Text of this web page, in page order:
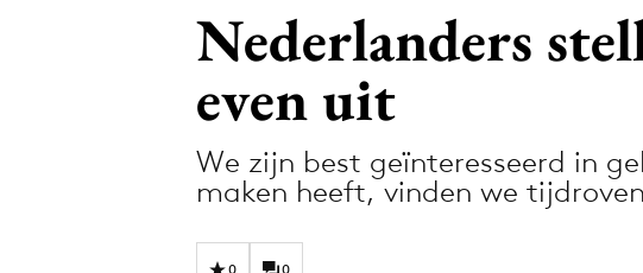
Design
Digital transformation
Nederlanders
even uit
We zijn best geïnteresseerd in
maken heeft, vinden we
0 0